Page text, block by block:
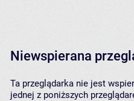
Niewspierana
Ta przeglądarka nie jest
jednej z poniższych